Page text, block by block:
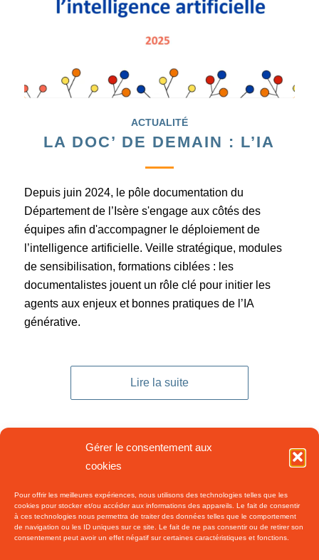
Gérer le consentement aux
cookies
Pour offrir les meilleures expériences, nous utilisons des technologies telles que les
cookies pour stocker et/ou accéder aux informations des appareils. Le fait de consentir
à ces technologies nous permettra de traiter des données telles que le comportement
de navigation ou les ID uniques sur ce site. Le fait de ne pas consentir ou de retirer son
consentement peut avoir un effet négatif sur certaines caractéristiques et fonctions.
ACTUALITÉ
LA DOC’ DE DEMAIN : L’IA
Depuis juin 2024, le pôle documentation du
Département de l’Isère s'engage aux côtés des
équipes afin d'accompagner le déploiement de
l’intelligence artificielle. Veille stratégique, modules
de sensibilisation, formations ciblées : les
documentalistes jouent un rôle clé pour initier les
agents aux enjeux et bonnes pratiques de l’IA
générative.
Lire la suite
22 avril 2025
/ 1 Commentaire
Page 4 sur 8
« ‹ 2 3 4 5 6